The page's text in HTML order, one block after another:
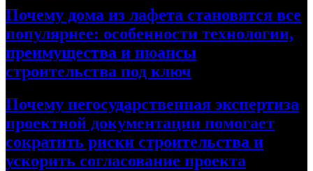
Почему дома из лафета становятся все
популярнее: особенности технологии,
преимущества и нюансы
строительства под ключ
Почему негосударственная экспертиза
проектной документации помогает
сократить риски строительства и
ускорить согласование проекта